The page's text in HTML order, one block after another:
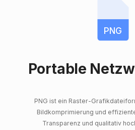
PNG
Portable
PNG ist ein Raster-
Bildkomprimierung und
Transparenz und qualitativ